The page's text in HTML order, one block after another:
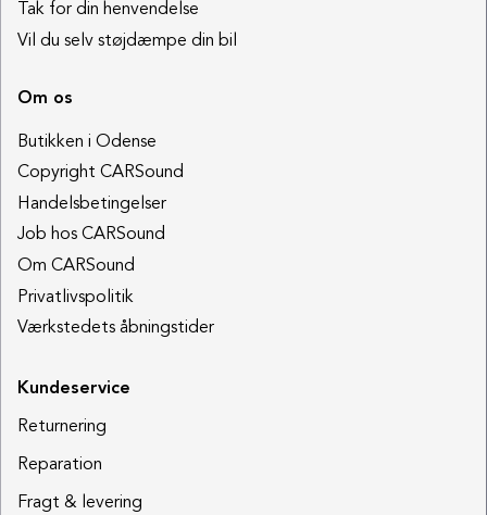
Tak for din henvendelse
Vil du selv støjdæmpe din bil
Om os
Butikken i Odense
Copyright CARSound
Handelsbetingelser
Job hos CARSound
Om CARSound
Privatlivspolitik
Værkstedets åbningstider
Kundeservice
Returnering
Reparation
Fragt & levering